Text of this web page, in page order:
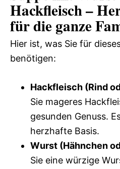
Hackfleisch –
für die ganze
Hier ist, was Sie für
benötigen:
Hackfleisch (Rind
Sie mageres
gesunden Genuss.
herzhafte Basis.
Wurst (Hähnchen
Sie eine würzige